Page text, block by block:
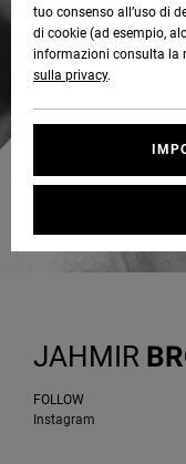
OFFERTE
più
WISHLIST
JAHMIR
FOLLOW
Instagram
tuo consenso all’uso di
di cookie (ad esempio,
informazioni consulta la
sulla privacy.